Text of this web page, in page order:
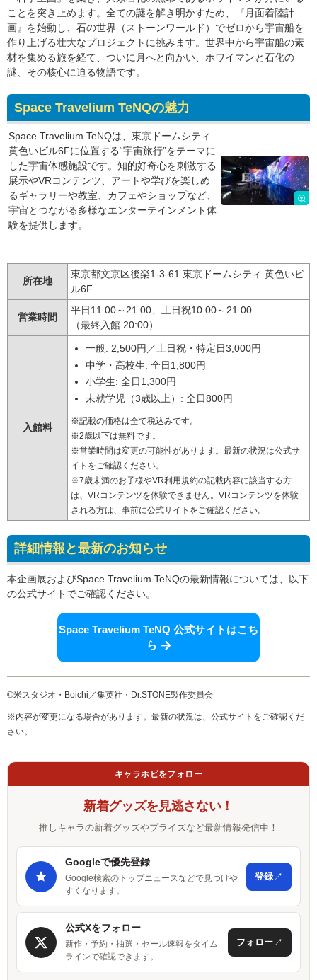
ことを突き止めます。全ての謎を解き明かすため、『月面着陸計
画』を始動し、石の世界（ストーンワールド）でゼロから宇宙船を
作り上げる壮大なプロジェクトに挑みます。世界中から宇宙船の素
材を集める旅を経て、ついに月へと向かい、ホワイマンと石化の
謎、その核心に迫る物語です。
Space Travelium TeNQの魅力
Space Travelium TeNQは、東京ドームシティ
黄色いビル6Fに位置する“宇宙旅行”をテーマに
した宇宙体感施設です。知的好奇心を刺激する
展示やVRコンテンツ、アートや学びを楽しめ
るギャラリーや教室、カフェやショップなど、
宇宙とつながる多様なエンターテインメント体
験を提供します。
所在地
東京都文京区後楽1-3-61 東京ドームシティ 黄色いビ
ル6F
営業時間
平日11:00～21:00、土日祝10:00～21:00
（最終入館 20:00）
入館料
一般: 2,500円／土日祝・特定日3,000円
中学・高校生: 全日1,800円
小学生: 全日1,300円
未就学児（3歳以上）: 全日800円
※記載の価格は全て税込みです。
※2歳以下は無料です。
※営業時間は変更の可能性があります。最新の状況は公式サ
イトをご確認ください。
※7歳未満のお子様やVR利用規約の記載内容に該当する方
は、VRコンテンツを体験できません。VRコンテンツを体験
される方は、事前に公式サイトをご確認ください。
詳細情報と最新のお知らせ
本企画展およびSpace Travelium TeNQの最新情報については、以下
の公式サイトでご確認ください。
Space Travelium TeNQ 公式サイトはこち
ら
©米スタジオ・Boichi／集英社・Dr.STONE製作委員会
※内容が変更になる場合があります。最新の状況は、公式サイトをご確認くだ
さい。
キャラホビをフォロー
新着グッズを見逃さない！
推しキャラの新着グッズやプライズなど最新情報発信中！
Googleで優先登録
Google検索のトップニュースなどで見つけや
すくなります。
登録↗
公式Xをフォロー
新作・予約・抽選・セール速報をタイム
ラインで確認できます。
フォロー↗